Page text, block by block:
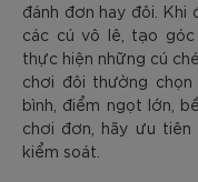
đánh đơn hay đôi. Khi
các cú vô lê, tạo
thực hiện những cú
chơi đôi thường
bình, điểm ngọt lớn,
chơi đơn, hãy ưu
kiểm soát.